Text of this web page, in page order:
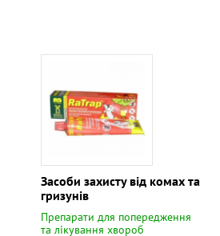
Засоби захисту від комах та
гризунів
Препарати для попередження
та лікування хвороб